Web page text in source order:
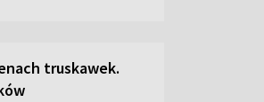
truskawek.